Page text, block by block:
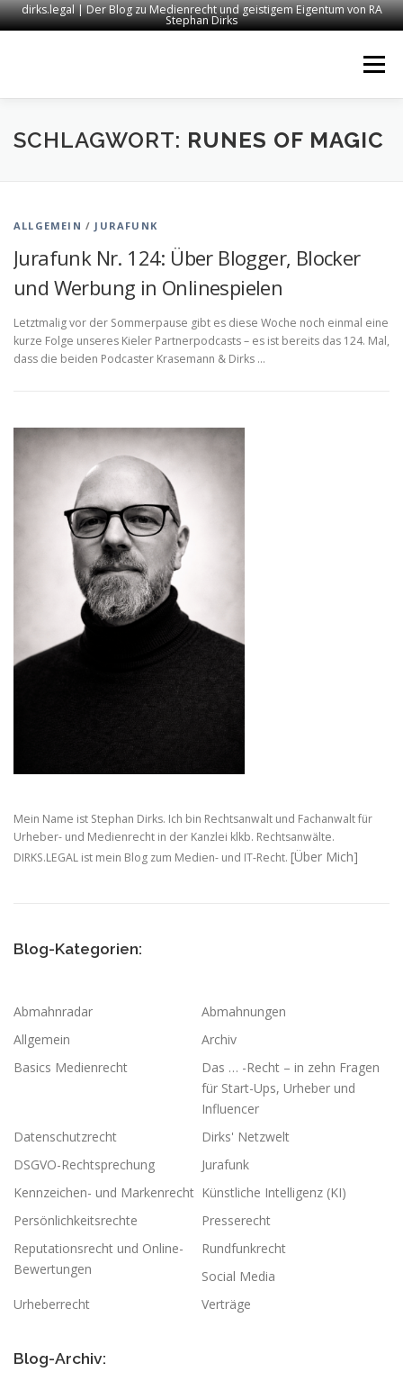
dirks.legal | Der Blog zu Medienrecht und geistigem Eigentum von RA
Stephan Dirks
Menü
START KONTAKT RECHTSANWALT DIRKS
SCHLAGWORT: RUNES OF MAGIC
ALLGEMEIN / JURAFUNK
Jurafunk Nr. 124: Über Blogger, Blocker
und Werbung in Onlinespielen
Letztmalig vor der Sommerpause gibt es diese Woche noch einmal eine
kurze Folge unseres Kieler Partnerpodcasts – es ist bereits das 124. Mal,
dass die beiden Podcaster Krasemann & Dirks …
Mein Name ist Stephan Dirks. Ich bin Rechtsanwalt und Fachanwalt für
Urheber- und Medienrecht in der Kanzlei klkb. Rechtsanwälte.
DIRKS.LEGAL ist mein Blog zum Medien- und IT-Recht. [Über Mich]
Blog-Kategorien:
Abmahnradar
Abmahnungen
Allgemein
Archiv
Basics Medienrecht
Das … -Recht – in zehn Fragen
für Start-Ups, Urheber und
Influencer
Datenschutzrecht
Dirks' Netzwelt
DSGVO-Rechtsprechung
Jurafunk
Kennzeichen- und Markenrecht Künstliche Intelligenz (KI)
Persönlichkeitsrechte
Presserecht
Reputationsrecht und Online-
Bewertungen
Rundfunkrecht
Social Media
Urheberrecht
Verträge
Blog-Archiv: